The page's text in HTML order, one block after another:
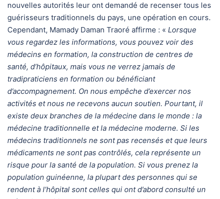
nouvelles autorités leur ont demandé de recenser tous les
guérisseurs traditionnels du pays, une opération en cours.
Cependant, Mamady Daman Traoré affirme : « Lorsque
vous regardez les informations, vous pouvez voir des
médecins en formation, la construction de centres de
santé, d’hôpitaux, mais vous ne verrez jamais de
tradipraticiens en formation ou bénéficiant
d’accompagnement. On nous empêche d’exercer nos
activités et nous ne recevons aucun soutien. Pourtant, il
existe deux branches de la médecine dans le monde : la
médecine traditionnelle et la médecine moderne. Si les
médecins traditionnels ne sont pas recensés et que leurs
médicaments ne sont pas contrôlés, cela représente un
risque pour la santé de la population. Si vous prenez la
population guinéenne, la plupart des personnes qui se
rendent à l’hôpital sont celles qui ont d’abord consulté un